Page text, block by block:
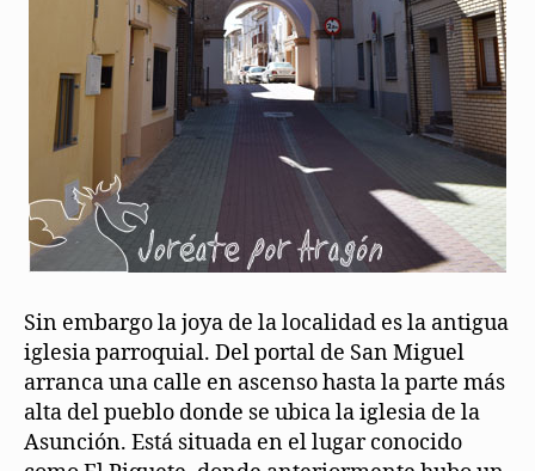
Sin embargo la joya de la localidad es la antigua
iglesia parroquial. Del portal de San Miguel
arranca una calle en ascenso hasta la parte más
alta del pueblo donde se ubica la iglesia de la
Asunción. Está situada en el lugar conocido